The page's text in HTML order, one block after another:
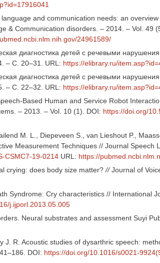
and communication needs: an
& Communication disorders. – 2014. – Vol. 49
24961589/
диагностика детей с речевыми
– С. 20–31. URL: https://elibrary.ru/
диагностика детей с речевыми
– С. 22–32. URL: https://elibrary.ru/
Based Human and Service Robot
– 2013. – Vol. 10 (1). DOI: https://doi.org/
M. L., Diepeveen S., van Lieshout P.,
Measurement Techniques // Journal Speech
CSMC7-19-0214 URL: https://
crying: does body size matter?//Journal of
Syndrome: Cry characteristics // International
j.ijporl.2013.05.005
Neural substrates and assessment Suyi
J. R. Acoustic studies of dysarthric speech:
DOI: https://doi.org/10.1016/s0021-